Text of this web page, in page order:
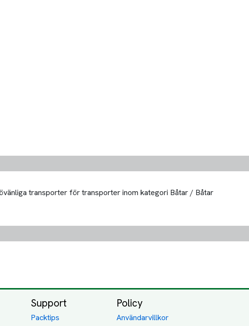
transporter för transporter inom kategori Båtar / Båtar
Support
Packtips
Policy
Användarvillkor